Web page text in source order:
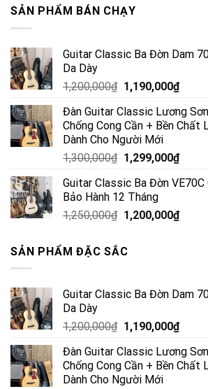
SẢN PHẨM BÁN CHẠY
Guitar Classic Ba Đờn Dam
Da Dày
1,200,000₫ 1,190,000₫
Đàn Guitar Classic Lương
Chống Cong Cần + Bền Chất
Dành Cho Người Mới
1,300,000₫ 1,299,000₫
Guitar Classic Ba Đờn VE70C
Bảo Hành 12 Tháng
1,250,000₫ 1,200,000₫
SẢN PHẨM ĐẶC SẮC
Guitar Classic Ba Đờn Dam
Da Dày
1,200,000₫ 1,190,000₫
Đàn Guitar Classic Lương
Chống Cong Cần + Bền Chất
Dành Cho Người Mới